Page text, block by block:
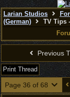
Larian Studios
(German)
TV Tips
Previous
Print Thread
Page 36 of 68